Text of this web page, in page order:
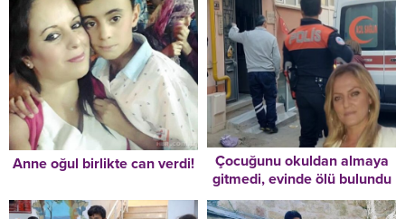
Anne oğul birlikte can verdi!
Çocuğunu okuldan almaya
gitmedi, evinde ölü bulundu